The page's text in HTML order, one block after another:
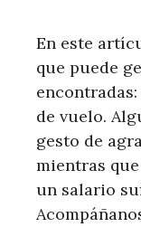
En este
que puede
de vuelo.
gesto de
mientras
un salario